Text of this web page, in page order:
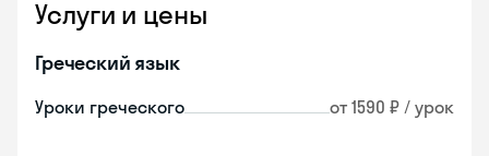
Услуги и цены
Греческий язык
Уроки греческого от 1590 ₽ / урок